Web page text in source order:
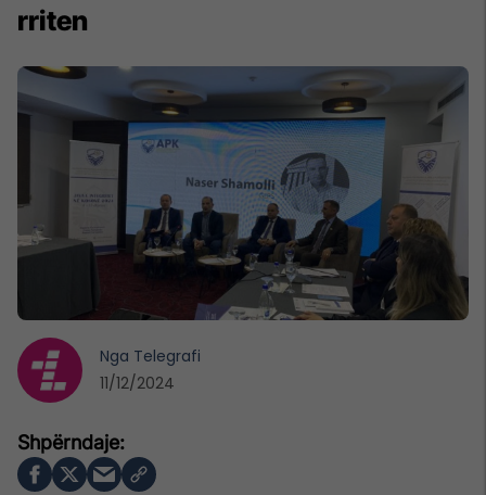
rriten
Nga Telegrafi
11/12/2024